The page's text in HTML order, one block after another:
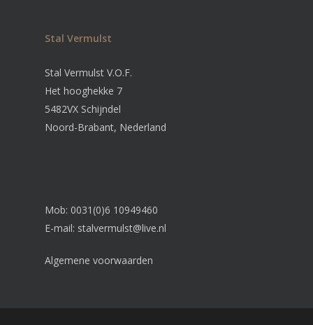
Stal Vermulst
Stal Vermulst V.O.F.
Het hooghekke 7
5482VX Schijndel
Noord-Brabant, Nederland
Mob: 0031(0)6 10949460
E-mail: stalvermulst@live.nl
Algemene voorwaarden